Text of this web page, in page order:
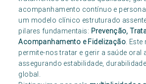
acompanhamento contínuo e
um modelo clínico estruturado
pilares fundamentais: Prevenção,
Acompanhamento e Fidelização.
permite-nos tratar e gerir a saúde oral
assegurando estabilidade,
global.